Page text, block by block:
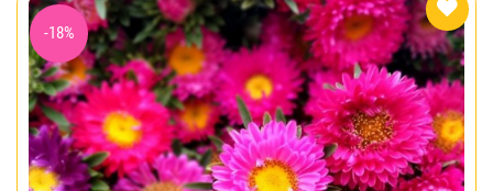
-18%
Add to
wishlist